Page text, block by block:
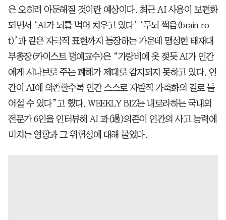
은 오히려 아둔해질 것이란 예상이다. 최근 AI 사용이 보편화
되면서 ‘AI가 뇌를 먹어 치우고 있다’ ‘두뇌 썩음(brain ro
t)’과 같은 자극적 표현까지 등장하는 가운데 맹성현 태재대
부총장(카이스트 명예교수)은 “가랑비에 옷 젖듯 AI가 인간
에게 시나브로 주는 폐해가 제대로 감지되지 못하고 있다. 인
간이 AI에 의존할수록 인간 스스로 자발적 가축화의 길로 들
어설 수 있다”고 했다. WEEKLY BIZ는 내로라하는 국내외
전문가 6인을 인터뷰해 AI 과(過)의존이 인간의 사고 능력에
미치는 영향과 그 위험성에 대해 물었다.